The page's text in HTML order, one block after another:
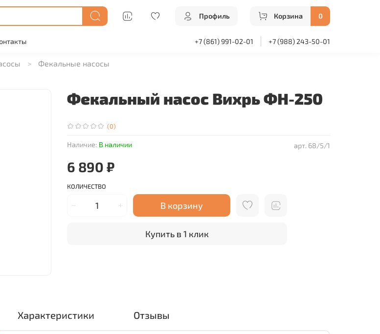
Профиль Корзина 0
+7 (861) 991-02-01 +7 (988) 243-50-01
Фекальные насосы
(0)
арт. 68/5/1
Наличие: В наличии
Фекальный насос Вихрь ФН-250
6 890 ₽
КОЛИЧЕСТВО
В корзину
Купить в 1 клик
Характеристики Отзывы